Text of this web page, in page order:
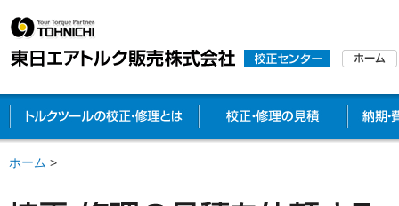
トルクツールの校正・修理とは校正・修
ホーム >